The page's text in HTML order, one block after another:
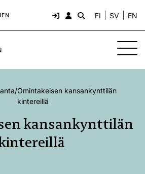
FI SV EN
/Omintakeisen kansankynttilän
kintereillä
kansankynttilän